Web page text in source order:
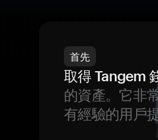
首先
取得 Tangem
的資產。它非
有經驗的用戶